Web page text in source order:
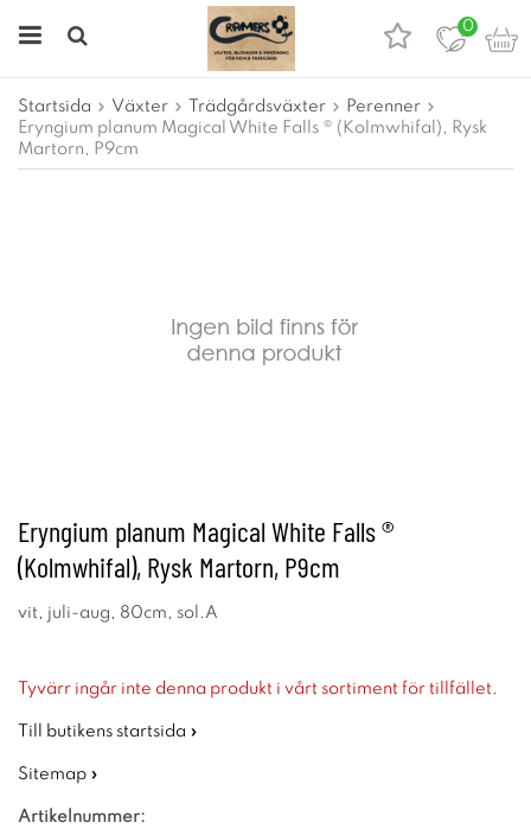
0
Startsida Växter Trädgårdsväxter
Perenner
Eryngium planum Magical White Falls ® (Kolmwhifal), Rysk
Martorn, P9cm
Eryngium planum Magical White Falls ®
(Kolmwhifal), Rysk Martorn, P9cm
vit, juli-aug, 80cm, sol.A
Tyvärr ingår inte denna produkt i vårt sortiment för tillfället.
Till butikens startsida »
Sitemap »
Artikelnummer: